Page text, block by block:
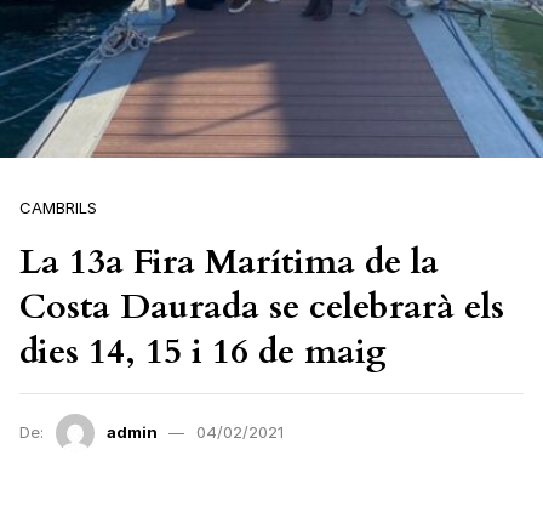
CAMBRILS
La 13a Fira Marítima de la
Costa Daurada se celebrarà els
dies 14, 15 i 16 de maig
De: admin 04/02/2021